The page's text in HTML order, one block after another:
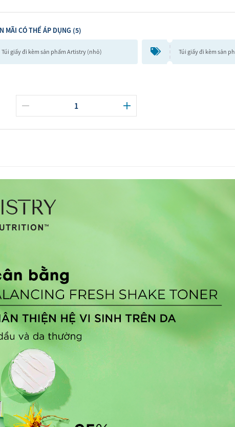
Xem tất cả
MÃI CÓ THỂ ÁP DỤNG (5)
Túi giấy đi kèm sản phẩm Artistry (nhỏ) Túi giấy đi kèm sản